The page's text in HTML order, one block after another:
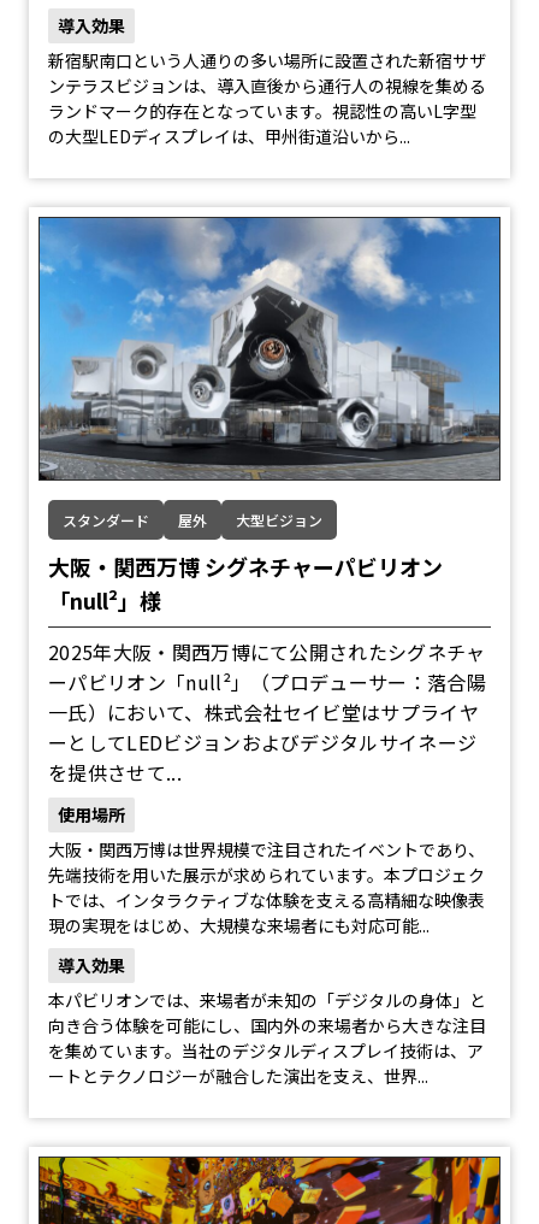
導入効果
新宿駅南口という人通りの多い場所に設置された新宿サザ
ンテラスビジョンは、導入直後から通行人の視線を集める
ランドマーク的存在となっています。視認性の高いL字型
の大型LEDディスプレイは、甲州街道沿いから...
スタンダード 屋外 大型ビジョン
大阪・関西万博 シグネチャーパビリオン
「null²」様
2025年大阪・関西万博にて公開されたシグネチャ
ーパビリオン「null²」（プロデューサー：落合陽
一氏）において、株式会社セイビ堂はサプライヤ
ーとしてLEDビジョンおよびデジタルサイネージ
を提供させて...
使用場所
大阪・関西万博は世界規模で注目されたイベントであり、
先端技術を用いた展示が求められています。本プロジェク
トでは、インタラクティブな体験を支える高精細な映像表
現の実現をはじめ、大規模な来場者にも対応可能...
導入効果
本パビリオンでは、来場者が未知の「デジタルの身体」と
向き合う体験を可能にし、国内外の来場者から大きな注目
を集めています。当社のデジタルディスプレイ技術は、ア
ートとテクノロジーが融合した演出を支え、世界...